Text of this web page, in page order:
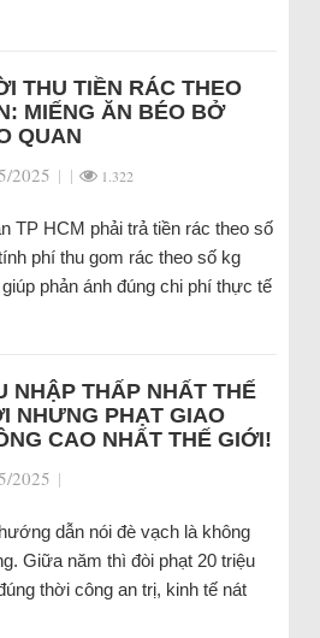
THU TIỀN RÁC THEO
MIẾNG ĂN BÉO BỞ
QUAN
2025 | | 1.322
TP HCM phải trả tiền rác theo số
phí thu gom rác theo số kg
phản ánh đúng chi phí thực tế
NHẬP THẤP NHẤT THẾ
NHƯNG PHẠT GIAO
CAO NHẤT THẾ GIỚI!
2025 |
dẫn nói đè vạch là không
Giữa năm thì đòi phạt 20 triệu
thời công an trị, kinh tế nát